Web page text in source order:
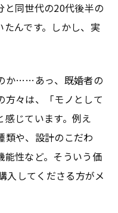
と同世代の20代後半の
んです。しかし、実
か……あっ、既婚者の
方々は、「モノとして
じています。例え
類や、設計のこだわ
能性など。そういう価
入してくださる方がメ